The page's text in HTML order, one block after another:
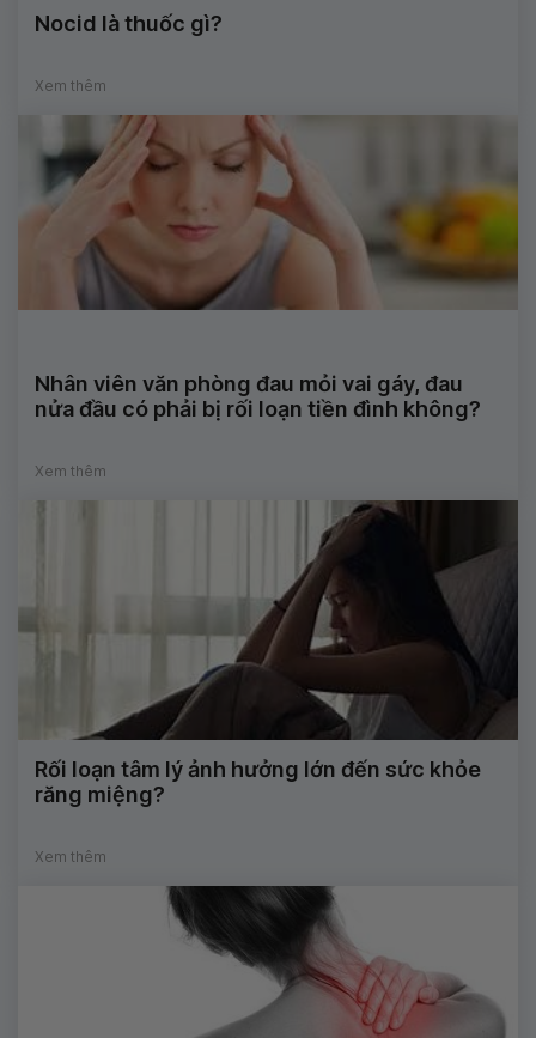
Nocid là thuốc gì?
Xem thêm
Nhân viên văn phòng đau mỏi vai gáy, đau
nửa đầu có phải bị rối loạn tiền đình không?
Xem thêm
Rối loạn tâm lý ảnh hưởng lớn đến sức khỏe
răng miệng?
Xem thêm